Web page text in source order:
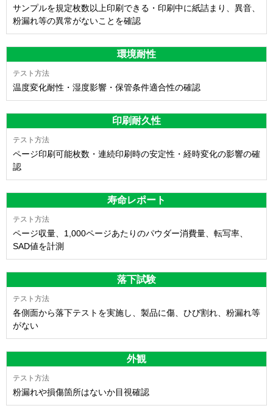
サンプルを規定枚数以上印刷できる・印刷中に紙詰まり、異音、
粉漏れ等の異常がないことを確認
環境耐性
温度変化耐性・湿度影響・保管条件適合性の確認
印刷耐久性
ページ印刷可能枚数・連続印刷時の安定性・経時変化の影響の確
認
寿命レポート
ページ収量、1,000ページあたりのパウダー消費量、転写率、
SAD値を計測
落下試験
各側面から落下テストを実施し、製品に傷、ひび割れ、粉漏れ等
がない
外観
粉漏れや損傷箇所はないか目視確認